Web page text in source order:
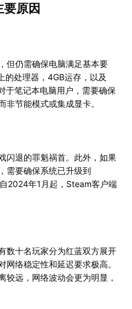
原因
但仍需确保电脑满足基本要
处理器，4GB运存，以及
于笔记本电脑用户，需要确保
节能模式或集成显卡。
闪退的罪魁祸首。此外，如果
需要确保系统已升级到
2024年1月起，Steam客户端
数十名玩家分为红蓝双方展开
络稳定性和延迟要求极高。
较远，网络波动会更为明显，